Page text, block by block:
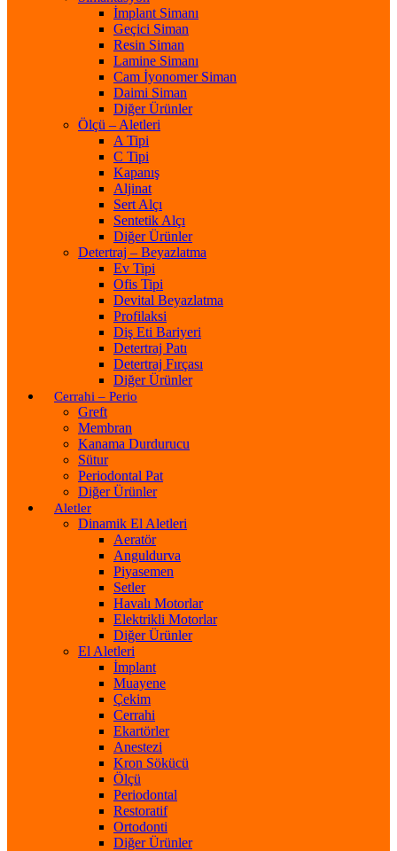
İmplant Simanı
Geçici Siman
Resin Siman
Lamine Simanı
Cam İyonomer Siman
Daimi Siman
Diğer Ürünler
Ölçü – Aletleri
A Tipi
C Tipi
Kapanış
Aljinat
Sert Alçı
Sentetik Alçı
Diğer Ürünler
Detertraj – Beyazlatma
Ev Tipi
Ofis Tipi
Devital Beyazlatma
Profilaksi
Diş Eti Bariyeri
Detertraj Patı
Detertraj Fırçası
Diğer Ürünler
Cerrahi – Perio
Greft
Membran
Kanama Durdurucu
Sütur
Periodontal Pat
Diğer Ürünler
Aletler
Dinamik El Aletleri
Aeratör
Anguldurva
Piyasemen
Setler
Havalı Motorlar
Elektrikli Motorlar
Diğer Ürünler
El Aletleri
İmplant
Muayene
Çekim
Cerrahi
Ekartörler
Anestezi
Kron Sökücü
Ölçü
Periodontal
Restoratif
Ortodonti
Diğer Ürünler